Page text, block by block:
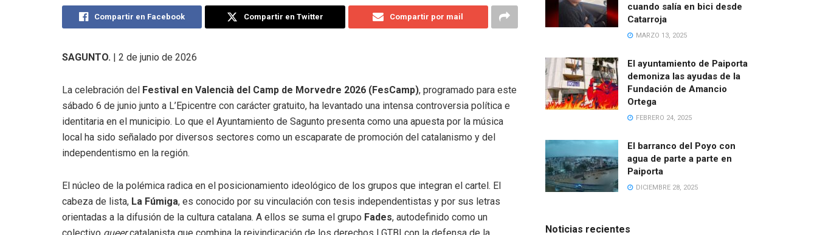
Compartir en Facebook Compartir en Twitter Compartir por mail
SAGUNTO. | 2 de junio de 2026
La celebración del Festival en Valencià del Camp de Morvedre 2026 (FesCamp), programado para este
sábado 6 de junio junto a L’Epicentre con carácter gratuito, ha levantado una intensa controversia política e
identitaria en el municipio. Lo que el Ayuntamiento de Sagunto presenta como una apuesta por la música
local ha sido señalado por diversos sectores como un escaparate de promoción del catalanismo y del
independentismo en la región.
El núcleo de la polémica radica en el posicionamiento ideológico de los grupos que integran el cartel. El
cabeza de lista, La Fúmiga, es conocido por su vinculación con tesis independentistas y por sus letras
orientadas a la difusión de la cultura catalana. A ellos se suma el grupo Fades, autodefinido como un
colectivo queercatalanista que combina la reivindicación de los derechos LGTBI con la defensa de la
cuando salía en bici desde
Catarroja
MARZO 13, 2025
El ayuntamiento de Paiporta
demoniza las ayudas de la
Fundación de Amancio
Ortega
FEBRERO 24, 2025
El barranco del Poyo con
agua de parte a parte en
Paiporta
DICIEMBRE 28, 2025
Noticias recientes